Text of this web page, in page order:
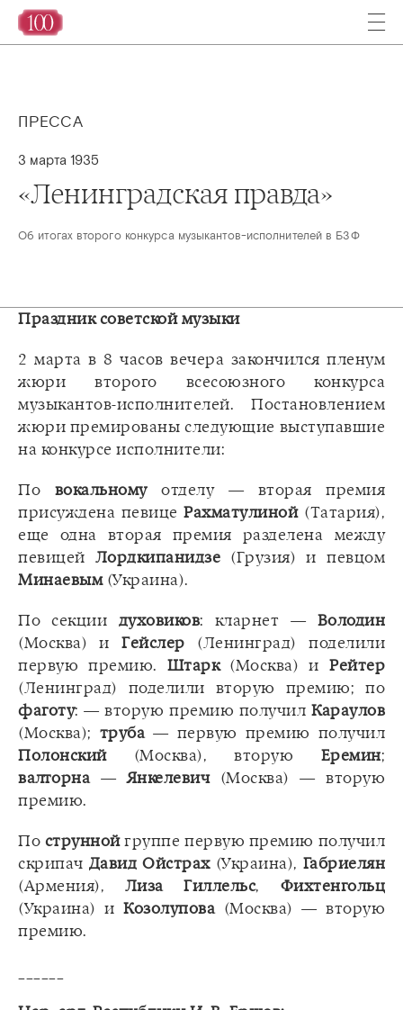
ПРЕССА
3 марта 1935
«Ленинградская правда»
Об итогах второго конкурса музыкантов-исполнителей в БЗФ
Праздник советской музыки
2 марта в 8 часов вечера закончился пленум
жюри второго всесоюзного конкурса
музыкантов-исполнителей. Постановлением
жюри премированы следующие выступавшие
на конкурсе исполнители:
По вокальномуотделу — вторая премия
присуждена певицеРахматулиной(Татария),
еще одна вторая премия разделена между
певицей Лордкипанидзе (Грузия) и певцом
Минаевым(Украина).
По секции духовиков: кларнет — Володин
(Москва) иГейслер (Ленинград) поделили
первую премию. Штарк(Москва) иРейтер
(Ленинград) поделили вторую премию; по
фаготу: — вторую премию получил Караулов
(Москва); труба — первую премию получил
Полонский(Москва), вторую Еремин;
валторна —Янкелевич(Москва) — вторую
премию.
По струннойгруппе первую премию получил
скрипач Давид Ойстрах(Украина), Габриелян
(Армения), Лиза Гиллельс, Фихтенгольц
(Украина) и Козолупова (Москва) — вторую
премию.